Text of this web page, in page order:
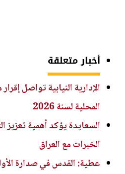
أخبار متعلقة
الإدارية النيابية تواصل
المحلية لسنة 2026
السعايدة يؤكد أهمية تعزيز
الخبرات مع العراق
عطية: القدس في صدارة